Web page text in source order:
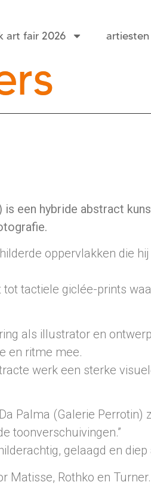
art fair 2026 artiesten
is een hybride abstract
oppervlakken die
tactiele giclée-prints
als illustrator en
en ritme mee.
werk een sterke
Palma (Galerie Perrotin)
toonverschuivingen.”
gelaagd en
Matisse, Rothko en Turner.